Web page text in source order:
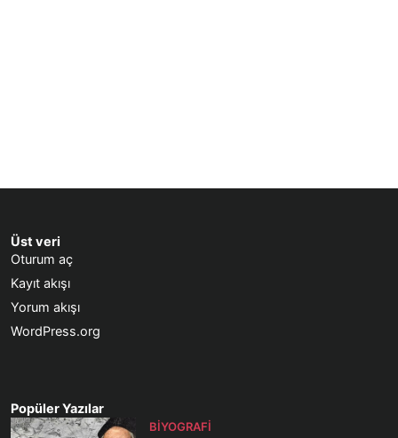
Üst veri
Oturum aç
Kayıt akışı
Yorum akışı
WordPress.org
Popüler Yazılar
BIYOGRAFI